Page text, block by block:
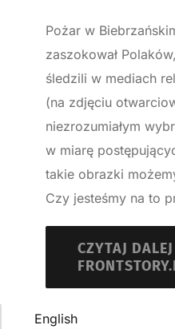
Pożar w
zaszokował
śledzili w mediach
(na zdjęciu
niezrozumiałym
w miarę
takie obrazki
Czy jesteśmy na to
CZYTAJ
English